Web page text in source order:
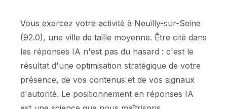
Vous exercez votre activité à Neuilly-sur-Seine
(92.0), une ville de taille moyenne. Être cité dans
les réponses IA n'est pas du hasard : c'est le
résultat d'une optimisation stratégique de votre
présence, de vos contenus et de vos signaux
d'autorité. Le positionnement en réponses IA